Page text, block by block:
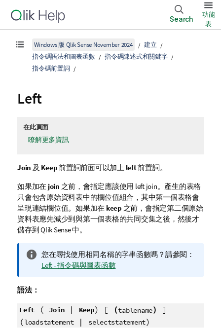
Search
功能
表
Windows 版 Qlik Sense November 2024
建立
指令碼語法和圖表函數
指令碼陳述式和關鍵字
指令碼前置詞
Left
在此頁面
瞭解更多資訊
Join 及 Keep前置詞前面可以加上 left前置詞。
如果加在 join 之前，會指定應該使用 left join。產生的表格
只會包含原始資料表中的欄位值組合，其中第一個表格會
呈現連結欄位值。如果加在 keep 之前，會指定第二個原始
資料表應先減少到與第一個表格的共同交集之後，然後才
儲存到Qlik Sense中。
資
訊
您在尋找使用相同名稱的字串函數嗎？請參閱：
Left - 指令碼與圖表函數
語法：
Left ( Join| Keep) [ (tablename)
]
(loadstatement| selectstatement)